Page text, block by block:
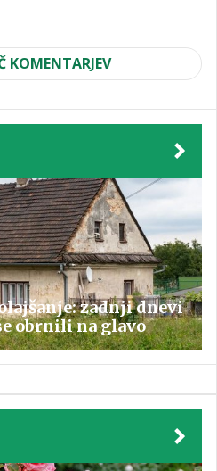
KOMENTARJEV
zadnji dnevi
obrnili na glavo